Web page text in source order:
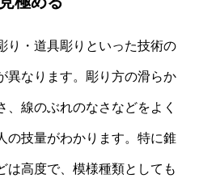
り・道具彫りといった技術の
異なります。彫り方の滑らか
、線のぶれのなさなどをよく
の技量がわかります。特に錐
は高度で、模様種類としても